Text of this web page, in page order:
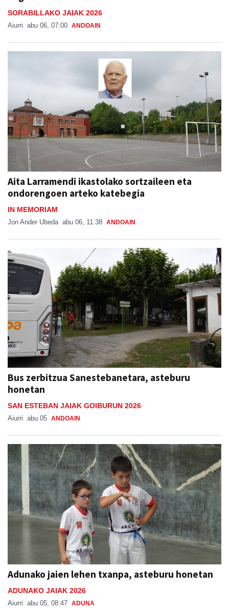
SORABILLAKO JAIAK 2026
Aiurri abu 06, 07:00 ANDOAIN
Aita Larramendi ikastolako sortzaileen eta
ondorengoen arteko katebegia
IN MEMORIAM
Jon Ander Ubeda abu 06, 11:38 ANDOAIN
Bus zerbitzua Sanestebanetara, asteburu
honetan
SAN ESTEBAN JAIAK GOIBURUN 2026
Aiurri abu 05 ANDOAIN
Adunako jaien lehen txanpa, asteburu honetan
ADUNAKO JAIAK 2026
Aiurri abu 05, 08:47 ADUNA